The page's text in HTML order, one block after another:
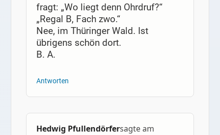
fragt: „Wo liegt denn Ohrdruf?“
„Regal B, Fach zwo.“
Nee, im Thüringer Wald. Ist
übrigens schön dort.
B. A.
Antworten
Hedwig Pfullendörfersagte am